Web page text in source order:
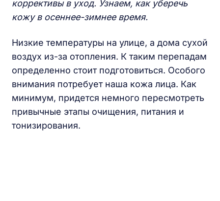
коррективы в уход. Узнаем, как уберечь
кожу в осеннее-зимнее время.
Низкие температуры на улице, а дома сухой
воздух из-за отопления. К таким перепадам
определенно стоит подготовиться. Особого
внимания потребует наша кожа лица. Как
минимум, придется немного пересмотреть
привычные этапы очищения, питания и
тонизирования.